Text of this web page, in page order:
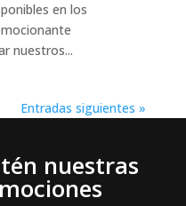
en los
nuestros...
Entradas siguientes »
nuestras